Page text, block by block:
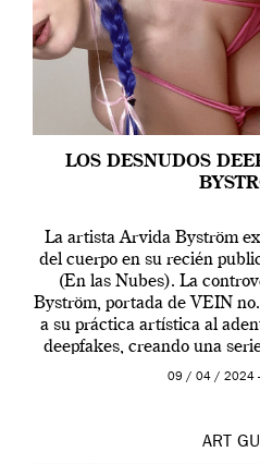
LOS DESNUDOS
La artista Arvida Byström
del cuerpo en su recién
(En las Nubes). La
Byström, portada de VEIN
a su práctica artística al
deepfakes, creando una
por
09 / 04 / 2024
ART